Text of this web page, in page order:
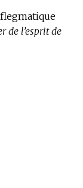
de l’esprit de